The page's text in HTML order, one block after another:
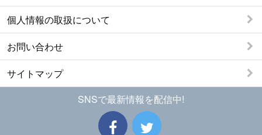
個人情報の取扱について
お問い合わせ
サイトマップ
SNSで最新情報を配信中!